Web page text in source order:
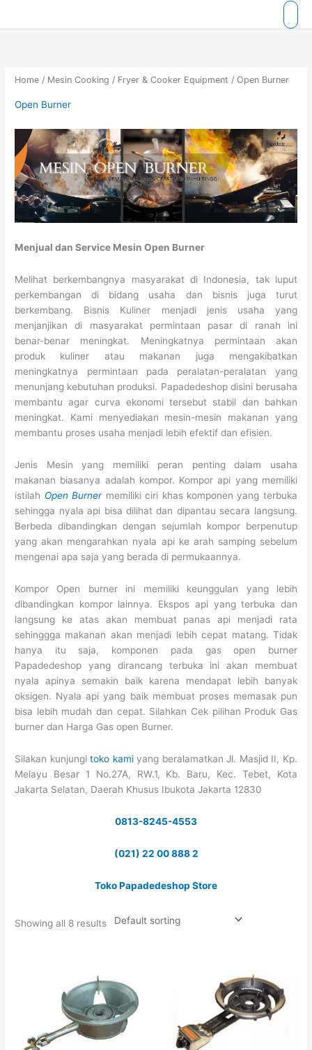
Home / Mesin Cooking / Fryer & Cooker Equipment / Open Burner
Open Burner
Menjual dan Service Mesin Open Burner
Melihat berkembangnya masyarakat di Indonesia, tak luput
perkembangan di bidang usaha dan bisnis juga turut
berkembang. Bisnis Kuliner menjadi jenis usaha yang
menjanjikan di masyarakat permintaan pasar di ranah ini
benar-benar meningkat. Meningkatnya permintaan akan
produk kuliner atau makanan juga mengakibatkan
meningkatnya permintaan pada peralatan-peralatan yang
menunjang kebutuhan produksi. Papadedeshop disini berusaha
membantu agar curva ekonomi tersebut stabil dan bahkan
meningkat. Kami menyediakan mesin-mesin makanan yang
membantu proses usaha menjadi lebih efektif dan efisien.
Jenis Mesin yang memiliki peran penting dalam usaha
makanan biasanya adalah kompor. Kompor api yang memiliki
istilah Open Burnermemiliki ciri khas komponen yang terbuka
sehingga nyala api bisa dilihat dan dipantau secara langsung.
Berbeda dibandingkan dengan sejumlah kompor berpenutup
yang akan mengarahkan nyala api ke arah samping sebelum
mengenai apa saja yang berada di permukaannya.
Kompor Open burner ini memiliki keunggulan yang lebih
dibandingkan kompor lainnya. Ekspos api yang terbuka dan
langsung ke atas akan membuat panas api menjadi rata
sehinggga makanan akan menjadi lebih cepat matang. Tidak
hanya itu saja, komponen pada gas open burner
Papadedeshop yang dirancang terbuka ini akan membuat
nyala apinya semakin baik karena mendapat lebih banyak
oksigen. Nyala api yang baik membuat proses memasak pun
bisa lebih mudah dan cepat. Silahkan Cek pilihan Produk Gas
burner dan Harga Gas open Burner.
Silakan kunjungitoko kamiyang beralamatkan Jl. Masjid II, Kp.
Melayu Besar 1 No.27A, RW.1, Kb. Baru, Kec. Tebet, Kota
Jakarta Selatan, Daerah Khusus Ibukota Jakarta 12830
0813-8245-4553
(021) 22 00 888 2
Toko Papadedeshop Store
Showing all 8 results